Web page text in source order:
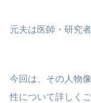
元夫は医師・研究
今回は、その人物
性について詳しく